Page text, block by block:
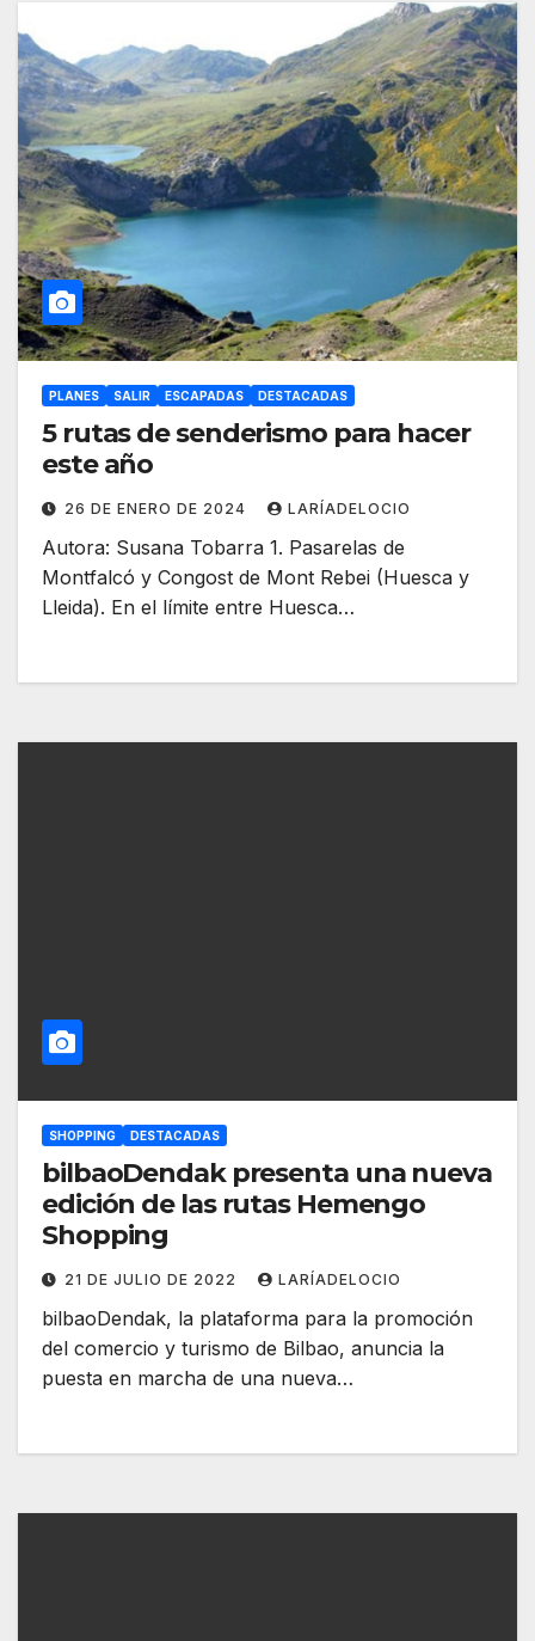
PLANES SALIR ESCAPADAS DESTACADAS
5 rutas de senderismo para hacer
este año
26 DE ENERO DE 2024 LARÍADELOCIO
Autora: Susana Tobarra 1. Pasarelas de
Montfalcó y Congost de Mont Rebei (Huesca y
Lleida). En el límite entre Huesca…
SHOPPING DESTACADAS
bilbaoDendak presenta una nueva
edición de las rutas Hemengo
Shopping
21 DE JULIO DE 2022 LARÍADELOCIO
bilbaoDendak, la plataforma para la promoción
del comercio y turismo de Bilbao, anuncia la
puesta en marcha de una nueva…